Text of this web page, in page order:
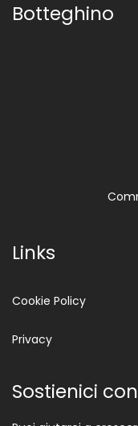
Botteghino
Links
Cookie Policy
Privacy
Sostienici